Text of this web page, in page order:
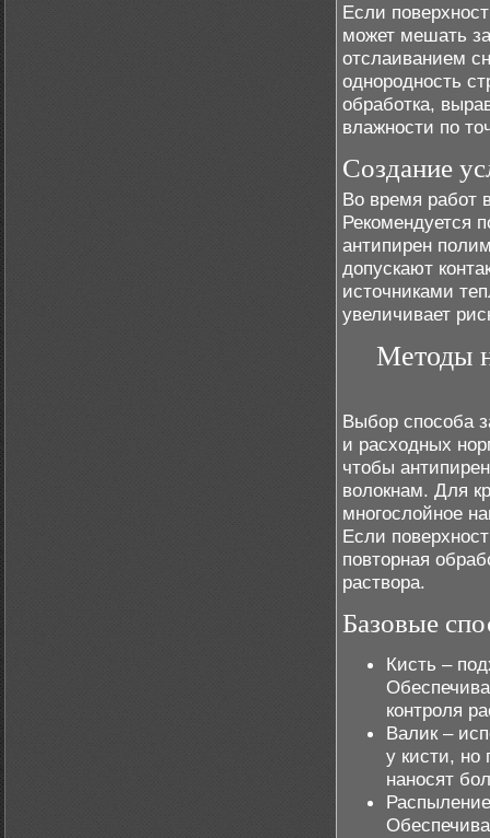
Если
может мешать
отслаиванием
однородность
обработка,
влажности по
Создание
Во время работ
Рекомендуется
антипирен
допускают
источниками
увеличивает
Методы
Выбор способа
и расходных
чтобы
волокнам. Для
многослойное
Если
повторная
раствора.
Базовые
Кисть –
контроля
Валик –
у кисти, но
наносят